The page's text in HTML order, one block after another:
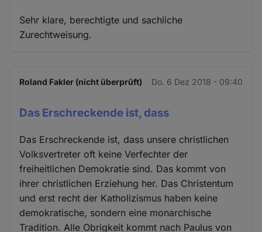
Sehr klare, berechtigte und sachliche
Zurechtweisung.
Roland Fakler (nicht überprüft) Do. 6 Dez 2018 - 09:40
Das Erschreckende ist, dass
Das Erschreckende ist, dass unsere christlichen
Volksvertreter oft keine Verfechter der
freiheitlichen Demokratie sind. Das kommt von
ihrer christlichen Erziehung her. Das Christentum
und erst recht der Katholizismus haben keine
demokratische, sondern eine monarchische
Tradition. Alle Obrigkeit kommt nach Paulus von